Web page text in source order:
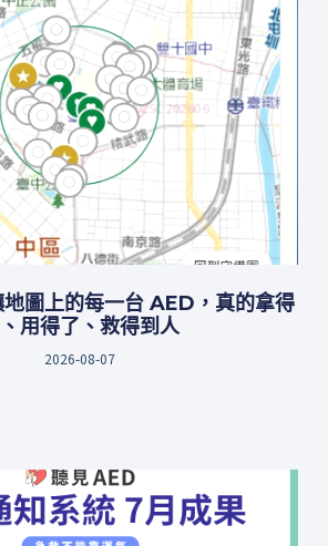
圖上的每一台 AED，真的拿得
用得了、救得到人
2026-08-07